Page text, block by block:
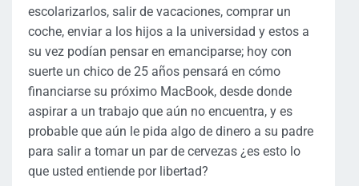
escolarizarlos, salir de vacaciones, comprar un
coche, enviar a los hijos a la universidad y estos a
su vez podían pensar en emanciparse; hoy con
suerte un chico de 25 años pensará en cómo
financiarse su próximo MacBook, desde donde
aspirar a un trabajo que aún no encuentra, y es
probable que aún le pida algo de dinero a su padre
para salir a tomar un par de cervezas ¿es esto lo
que usted entiende por libertad?